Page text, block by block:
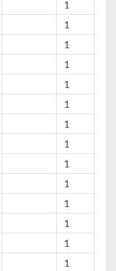
1
1
1
1
1
1
1
1
1
1
1
1
1
1